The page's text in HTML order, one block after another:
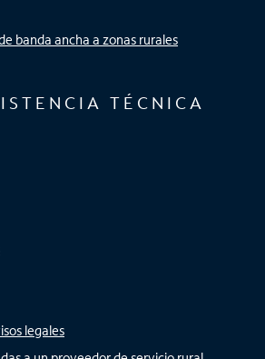
banda ancha a zonas rurales
TÉCNICA
legales